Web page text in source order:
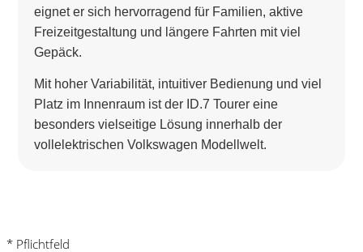
eignet er sich hervorragend für Familien, aktive
Freizeitgestaltung und längere Fahrten mit viel
Gepäck.
Mit hoher Variabilität, intuitiver Bedienung und viel
Platz im Innenraum ist der ID.7 Tourer eine
besonders vielseitige Lösung innerhalb der
vollelektrischen Volkswagen Modellwelt.
* Pflichtfeld